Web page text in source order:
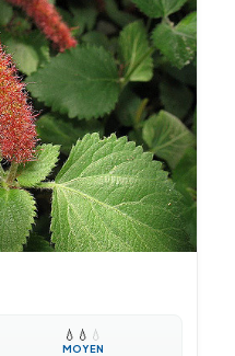
💧 💧 💧
MOYEN